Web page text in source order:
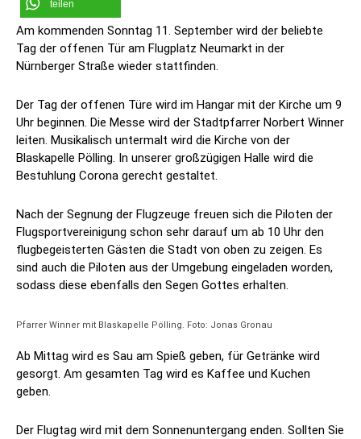
teilen
Am kommenden Sonntag 11. September wird der beliebte
Tag der offenen Tür am Flugplatz Neumarkt in der
Nürnberger Straße wieder stattfinden.
Der Tag der offenen Türe wird im Hangar mit der Kirche um 9
Uhr beginnen. Die Messe wird der Stadtpfarrer Norbert Winner
leiten. Musikalisch untermalt wird die Kirche von der
Blaskapelle Pölling. In unserer großzügigen Halle wird die
Bestuhlung Corona gerecht gestaltet.
Nach der Segnung der Flugzeuge freuen sich die Piloten der
Flugsportvereinigung schon sehr darauf um ab 10 Uhr den
flugbegeisterten Gästen die Stadt von oben zu zeigen. Es
sind auch die Piloten aus der Umgebung eingeladen worden,
sodass diese ebenfalls den Segen Gottes erhalten.
Pfarrer Winner mit Blaskapelle Pölling. Foto: Jonas Gronau
Ab Mittag wird es Sau am Spieß geben, für Getränke wird
gesorgt. Am gesamten Tag wird es Kaffee und Kuchen
geben.
Der Flugtag wird mit dem Sonnenuntergang enden. Sollten Sie